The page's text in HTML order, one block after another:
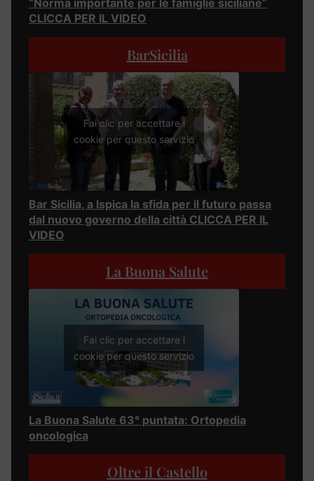
CLICCA PER IL VIDEO
BarSicilia
Fai clic per accettare i
cookie per questo servizio
Bar Sicilia, a Ispica la sfida per il futuro passa
dal nuovo governo della città CLICCA PER IL
VIDEO
La Buona Salute
Fai clic per accettare i
cookie per questo servizio
La Buona Salute 63° puntata: Ortopedia
oncologica
Oltre il Castello